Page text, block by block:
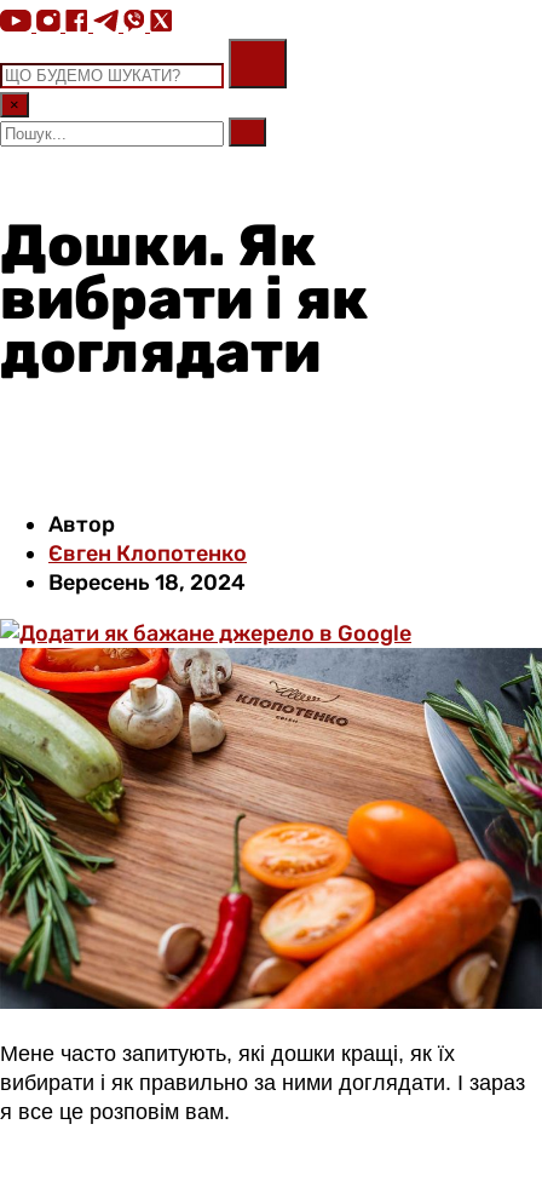
×
Дошки. Як
вибрати і як
доглядати
Автор
Євген Клопотенко
Вересень 18, 2024
Мене часто запитують, які дошки кращі, як їх
вибирати і як правильно за ними доглядати. І зараз
я все це розповім вам.